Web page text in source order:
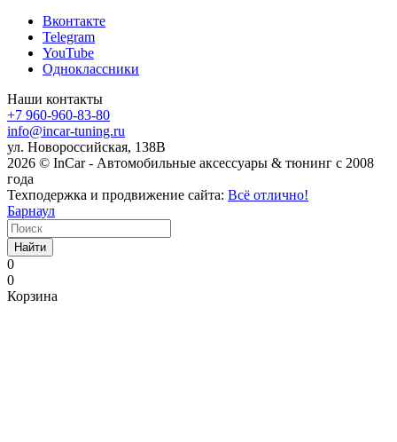
Вконтакте
Telegram
YouTube
Одноклассники
Наши контакты
+7 960-960-83-80
info@incar-tuning.ru
ул. Новороссийская, 138В
2026 © InCar - Автомобильные аксессуары & тюнинг с 2008
года
Техподержка и продвижение сайта: Всё отлично!
Барнаул
Найти
0
0
Корзина